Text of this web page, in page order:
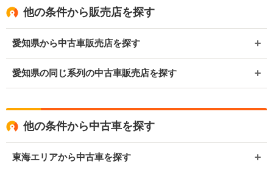
他の条件から販売店を探す
愛知県から中古車販売店を探す
愛知県の同じ系列の中古車販売店を探す
他の条件から中古車を探す
東海エリアから中古車を探す